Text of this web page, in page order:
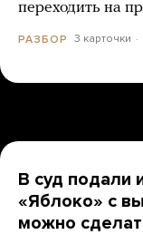
переходить на
РАЗБОР 3 карточки
В суд подали
«Яблоко» с
можно